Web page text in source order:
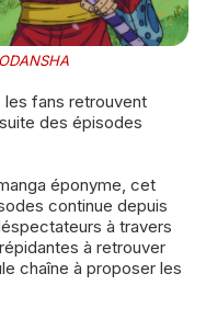
des épisodes
éponyme, cet
continue depuis
à travers
à retrouver
chaîne à proposer les